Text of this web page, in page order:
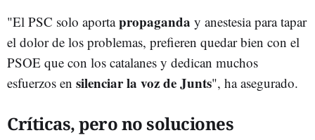
"El PSC solo aportapropaganda y anestesia para tapar
el dolor de los problemas, prefieren quedar bien con el
PSOE que con los catalanes y dedican muchos
esfuerzos en silenciar la voz de Junts", ha asegurado.
Críticas, pero no soluciones